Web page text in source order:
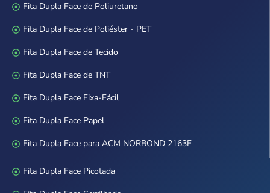
Fita Dupla Face de Poliuretano
Fita Dupla Face de Poliéster - PET
Fita Dupla Face de Tecido
Fita Dupla Face de TNT
Fita Dupla Face Fixa-Fácil
Fita Dupla Face Papel
Fita Dupla Face para ACM NORBOND 2163F
Fita Dupla Face Picotada